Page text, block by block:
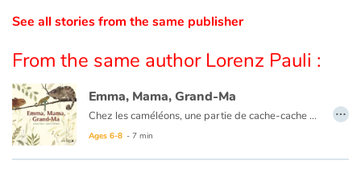
Catalogue anglais
Contraste +
Help
See all stories from the same publisher
From the same author Lorenz Pauli :
Emma, Mama, Grand-Ma
Chez les caméléons, une partie de cache-cache est tout un art, minutieusement appliqué par Emma. Une complicité pleine de tendresse lie trois générations.
Ages 6-8 - 7 min
…